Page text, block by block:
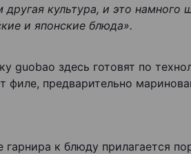
другая культура, и это
и японские блюда».
guobao здесь готовят по
филе, предварительно
гарнира к блюду прилагается